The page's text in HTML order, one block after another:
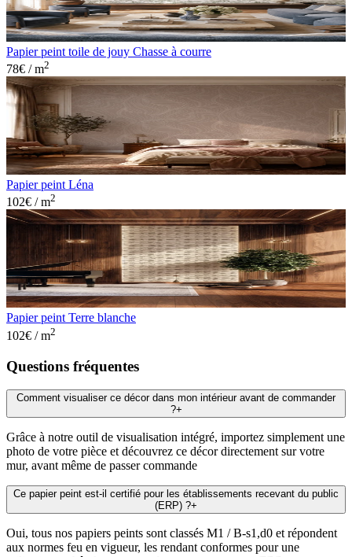
Papier peint toile de jouy Chasse à courre
78€ / m2
Papier peint Léna
102€ / m2
Papier peint Terre blanche
102€ / m2
Questions fréquentes
Comment visualiser ce décor dans mon intérieur avant de commander
?+
Grâce à notre outil de visualisation intégré, importez simplement une
photo de votre pièce et découvrez ce décor directement sur votre
mur, avant même de passer commande
Ce papier peint est-il certifié pour les établissements recevant du public
(ERP) ?+
Oui, tous nos papiers peints sont classés M1 / B-s1,d0 et répondent
aux normes feu en vigueur, les rendant conformes pour une